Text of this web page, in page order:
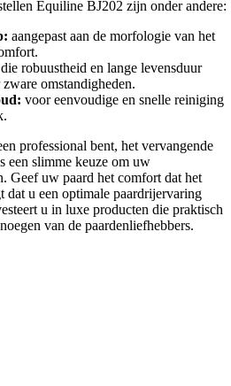
Equiline BJ202 zijn onder andere:
aangepast aan de morfologie van het
die robuustheid en lange levensduur
omstandigheden.
voor eenvoudige en snelle reiniging
professional bent, het vervangende
een slimme keuze om uw
Geef uw paard het comfort dat het
u een optimale paardrijervaring
u in luxe producten die praktisch
van de paardenliefhebbers.